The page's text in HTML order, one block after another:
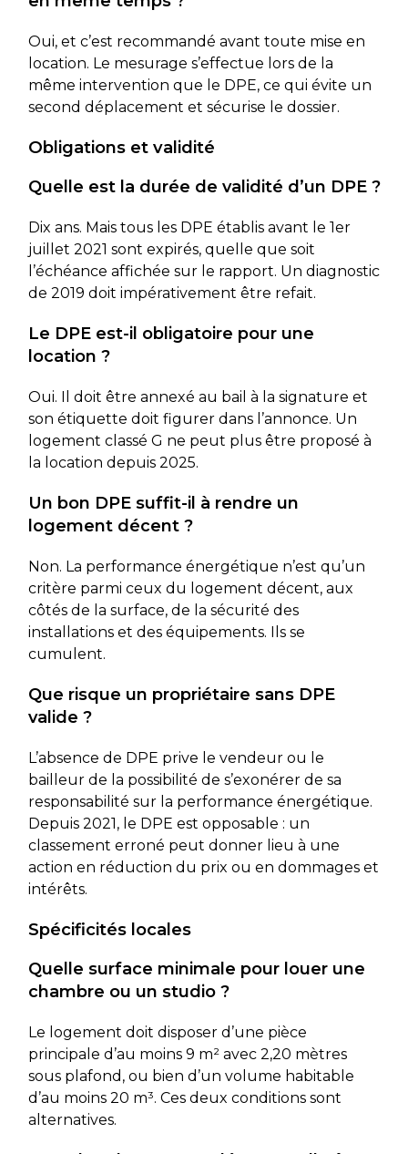
Oui, et c’est recommandé avant toute mise en
location. Le mesurage s’effectue lors de la
même intervention que le DPE, ce qui évite un
second déplacement et sécurise le dossier.
Obligations et validité
Quelle est la durée de validité d’un DPE ?
Dix ans. Mais tous les DPE établis avant le 1er
juillet 2021 sont expirés, quelle que soit
l’échéance affichée sur le rapport. Un diagnostic
de 2019 doit impérativement être refait.
Le DPE est-il obligatoire pour une
location ?
Oui. Il doit être annexé au bail à la signature et
son étiquette doit figurer dans l’annonce. Un
logement classé G ne peut plus être proposé à
la location depuis 2025.
Un bon DPE suffit-il à rendre un
logement décent ?
Non. La performance énergétique n’est qu’un
critère parmi ceux du logement décent, aux
côtés de la surface, de la sécurité des
installations et des équipements. Ils se
cumulent.
Que risque un propriétaire sans DPE
valide ?
L’absence de DPE prive le vendeur ou le
bailleur de la possibilité de s’exonérer de sa
responsabilité sur la performance énergétique.
Depuis 2021, le DPE est opposable : un
classement erroné peut donner lieu à une
action en réduction du prix ou en dommages et
intérêts.
Spécificités locales
Quelle surface minimale pour louer une
chambre ou un studio ?
Le logement doit disposer d’une pièce
principale d’au moins 9 m² avec 2,20 mètres
sous plafond, ou bien d’un volume habitable
d’au moins 20 m³. Ces deux conditions sont
alternatives.